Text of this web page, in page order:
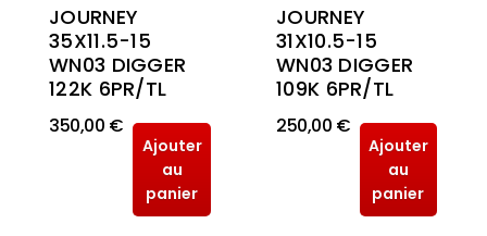
JOURNEY
35X11.5-15
WN03 DIGGER
122K 6PR/TL
350,00 €
Ajouter
au
panier
JOURNEY
31X10.5-15
WN03 DIGGER
109K 6PR/TL
250,00 €
Ajouter
au
panier